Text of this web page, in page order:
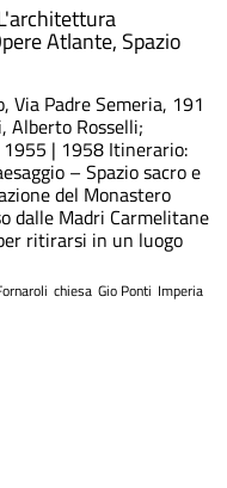
Atlante, Spazio
Via Padre Semeria, 191
Alberto Rosselli;
1955 | 1958 Itinerario:
– Spazio sacro e
del Monastero
dalle Madri Carmelitane
ritirarsi in un luogo
chiesa Gio Ponti Imperia